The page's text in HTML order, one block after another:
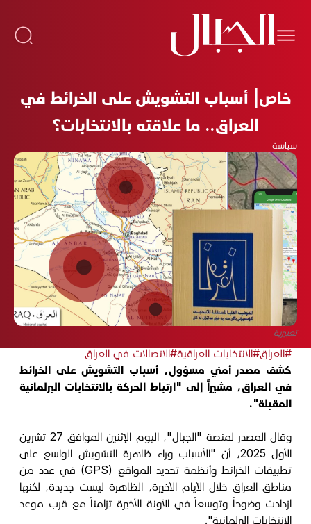
خاص| أسباب التشويش على الخرائط في
العراق.. ما علاقته بالانتخابات؟
سياسة
تعبيرية
#العراق#الانتخابات العراقية#الاتصالات في العراق
كشف مصدر أمني مسؤول، أسباب التشويش على الخرائط
في العراق، مشيراً إلى "ارتباط الحركة بالانتخابات البرلمانية
المقبلة".
وقال المصدر لمنصة "الجبال"، اليوم الإثنين الموافق 27 تشرين
الأول 2025، أن "الأسباب وراء ظاهرة التشويش الواسع على
تطبيقات الخرائط وأنظمة تحديد المواقع (GPS) في عدد من
مناطق العراق خلال الأيام الأخيرة، الظاهرة ليست جديدة، لكنها
ازدادت وضوحاً وتوسعاً في الآونة الأخيرة تزامناً مع قرب موعد
الانتخابات البرلمانية".